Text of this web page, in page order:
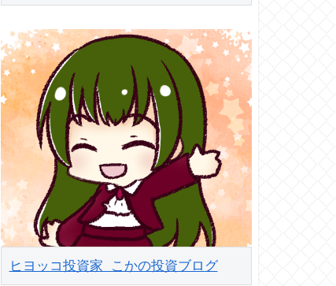
ヒヨッコ投資家 こかの投資ブログ